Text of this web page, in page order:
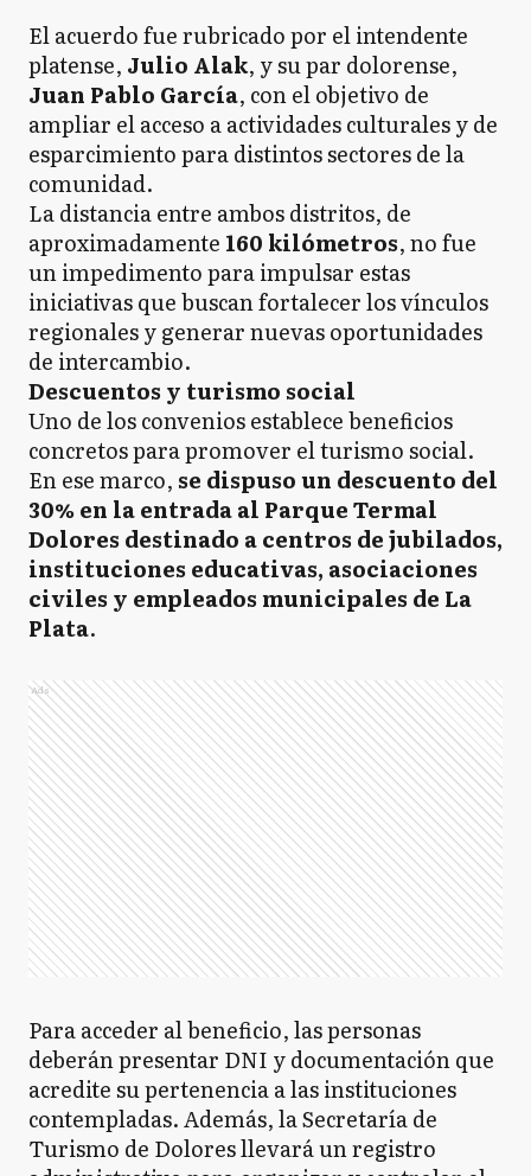
El acuerdo fue rubricado por el intendente
platense, Julio Alak, y su par dolorense,
Juan Pablo García, con el objetivo de
ampliar el acceso a actividades culturales y de
esparcimiento para distintos sectores de la
comunidad.
La distancia entre ambos distritos, de
aproximadamente 160 kilómetros, no fue
un impedimento para impulsar estas
iniciativas que buscan fortalecer los vínculos
regionales y generar nuevas oportunidades
de intercambio.
Descuentos y turismo social
Uno de los convenios establece beneficios
concretos para promover el turismo social.
En ese marco, se dispuso un descuento del
30% en la entrada al Parque Termal
Dolores destinado a centros de jubilados,
instituciones educativas, asociaciones
civiles y empleados municipales de La
Plata.
Ads
Para acceder al beneficio, las personas
deberán presentar DNI y documentación que
acredite su pertenencia a las instituciones
contempladas. Además, la Secretaría de
Turismo de Dolores llevará un registro